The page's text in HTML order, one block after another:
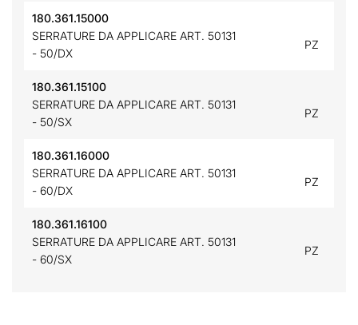
180.361.15000
SERRATURE DA APPLICARE ART. 50131
- 50/DX
PZ
180.361.15100
SERRATURE DA APPLICARE ART. 50131
- 50/SX
PZ
180.361.16000
SERRATURE DA APPLICARE ART. 50131
- 60/DX
PZ
180.361.16100
SERRATURE DA APPLICARE ART. 50131
- 60/SX
PZ